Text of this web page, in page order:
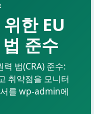
한 EU
준수
법(CRA) 준수:
취약점을 모니터
를 wp-admin에